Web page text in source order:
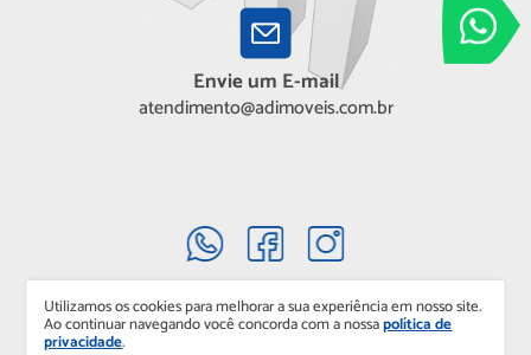
Utilizamos os cookies para melhorar a sua experiência em nosso site.
Ao continuar navegando você concorda com a nossapolítica de
privacidade.
Adimóveis
Entre em
Envie um E-mail
atendimento@adimoveis.com.br